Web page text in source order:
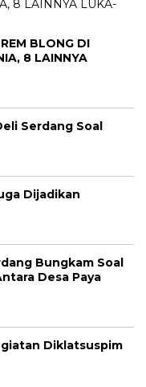
BLONG DI
8 LAINNYA
Serdang Soal
Dijadikan
Bungkam Soal
Desa Paya
Diklatsuspim